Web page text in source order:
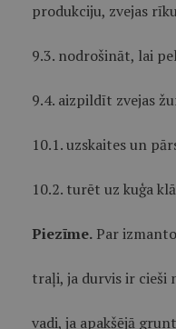
produkciju, zvejas
9.3. nodrošināt, lai
9.4. aizpildīt zvejas
10.1. uzskaites un
10.2. turēt uz kuģa
Piezīme. Par
traļi, ja durvis ir cieši
vadi, ja apakšējā